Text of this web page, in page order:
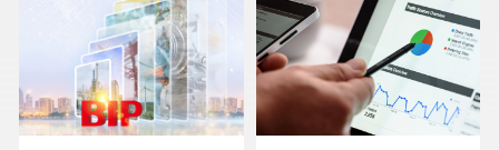
Turkey
Hungary Mexico